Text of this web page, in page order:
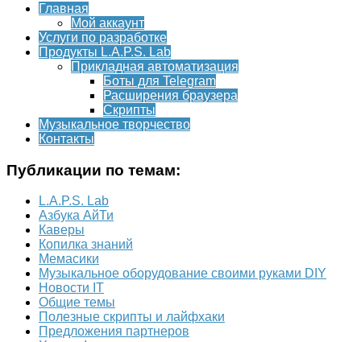
Главная
Мой аккаунт
Услуги по разработке
Продукты L.A.P.S. Lab
Прикладная автоматизация
Боты для Telegram
Расширения браузера
Скрипты
Музыкальное творчество
Контакты
Публикации по темам:
L.A.P.S. Lab
Азбука АйТи
Каверы
Копилка знаний
Мемасики
Музыкальное оборудование своими руками DIY
Новости IT
Общие темы
Полезные скрипты и лайфхаки
Предложения партнеров